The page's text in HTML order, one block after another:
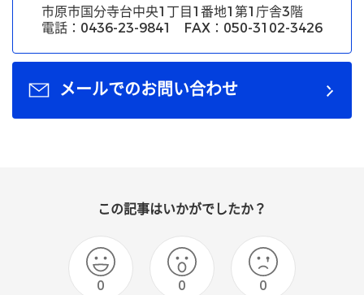
市原市国分寺台中央1丁目1番地1第1庁舎3階
電話：0436-23-9841 FAX：050-3102-3426
メールでのお問い合わせ
この記事はいかがでしたか？
0 0 0